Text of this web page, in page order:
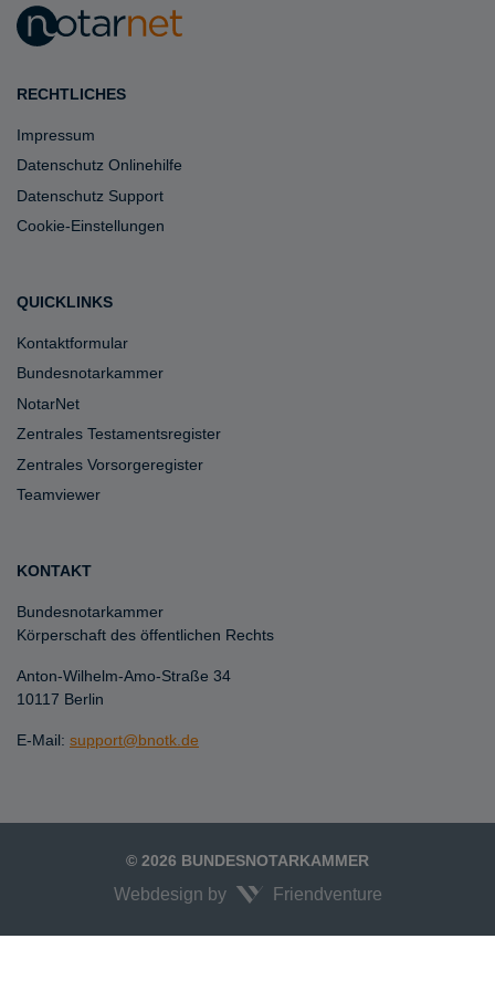
RECHTLICHES
Impressum
Datenschutz Onlinehilfe
Datenschutz Support
Cookie-Einstellungen
QUICKLINKS
Kontaktformular
Bundesnotarkammer
NotarNet
Zentrales Testamentsregister
Zentrales Vorsorgeregister
Teamviewer
KONTAKT
Bundesnotarkammer
Körperschaft des öffentlichen Rechts
Anton-Wilhelm-Amo-Straße 34
10117 Berlin
E-Mail: support@bnotk.de
© 2026 BUNDESNOTARKAMMER
Webdesign by Friendventure